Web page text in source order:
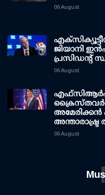
06 August
ജിയാനി
പ്രസിഡന്റ്
06 August
എഫ്‌സി‌ആര്‍‌എ
അമേരിക്കൻ
06 August